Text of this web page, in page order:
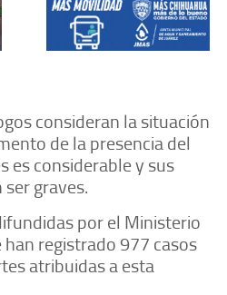
consideran la situación
de la presencia del
es considerable y sus
graves.
por el Ministerio
han registrado 977 casos
atribuidas a esta